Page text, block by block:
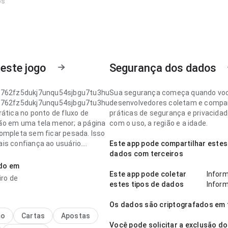
jogo
no ponto de fluxo de
em uma tela menor; a página
sem ficar pesada. Isso
confiança ao usuário.
no ponto de velocidade de
em uma consulta rápida;
em
de
Cartas Apostas
Segurança dos dados
Sua segurança começa quando
desenvolvedores coletam e
práticas de segurança e
com o uso, a região e a idade.
Este app pode compartilhar
dados com terceiros
Este app pode coletar
estes tipos de dados
Os dados são criptografados
Você pode solicitar a exclusão